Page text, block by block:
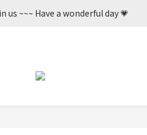
us ~~~ Have a wonderful day 💗
us ~~~ Have a wonderful day 💗